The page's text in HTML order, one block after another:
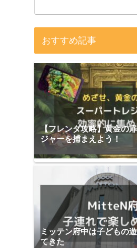
おすすめ記事
【フレンダ攻略】黄金の
ジャーを捕まえよう！
ミッテン府中は子どもの
てきた